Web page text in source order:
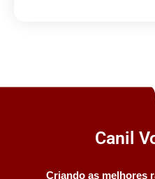
Canil
Criando as melhores